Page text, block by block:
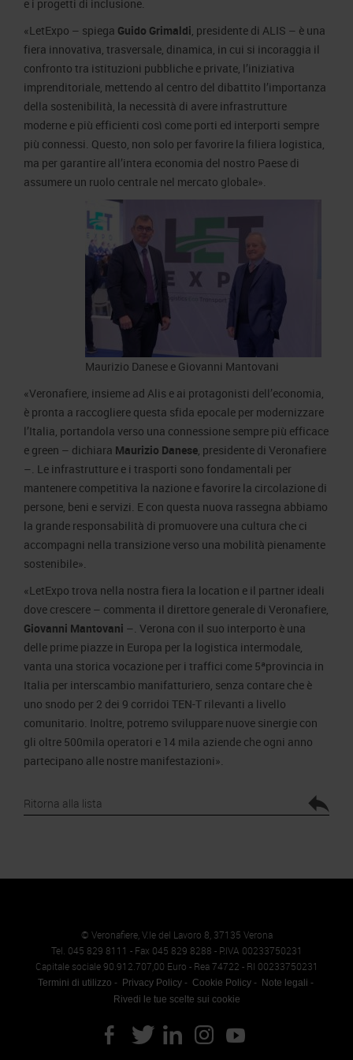
e i progetti di inclusione.
«LetExpo – spiega Guido Grimaldi, presidente di ALIS – è una
fiera innovativa, trasversale, dinamica, in cui si incoraggia il
confronto tra istituzioni pubbliche e private, l’iniziativa
imprenditoriale, mettendo al centro del dibattito l’importanza
della sostenibilità, la necessità di avere infrastrutture
moderne e più efficienti così come porti ed interporti sempre
più connessi. Questo, non solo per favorire la filiera logistica,
ma per garantire all’intera economia del nostro Paese di
assumere un ruolo centrale nel mercato globale».
Maurizio Danese e Giovanni Mantovani
«Veronafiere, insieme ad Alis e ai protagonisti dell’economia,
è pronta a raccogliere questa sfida epocale per modernizzare
l’Italia, portandola verso una connessione sempre più efficace
e green – dichiara Maurizio Danese, presidente di Veronafiere
–. Le infrastrutture e i trasporti sono fondamentali per
mantenere competitiva la nazione e favorire la circolazione di
persone, beni e servizi. E con questa nuova rassegna abbiamo
la grande responsabilità di promuovere una cultura che ci
accompagni nella transizione verso una mobilità pienamente
sostenibile».
«LetExpo trova nella nostra fiera la location e il partner ideali
dove crescere – commenta il direttore generale di Veronafiere,
Giovanni Mantovani –. Verona con il suo interporto è una
delle prime piazze in Europa per la logistica intermodale,
vanta una storica vocazione per i traffici come 5ªprovincia in
Italia per interscambio manifatturiero, senza contare che è
uno snodo per 2 dei 9 corridoi TEN-T rilevanti a livello
comunitario. Inoltre, potremo sviluppare nuove sinergie con
gli oltre 500mila operatori e 14 mila aziende che ogni anno
partecipano alle nostre manifestazioni».
Ritorna alla lista
© Veronafiere, V.le del Lavoro 8, 37135 Verona
Tel. 045 829 8111 - Fax 045 829 8288 - P.IVA 00233750231
Capitale sociale 90.912.707,00 Euro - Rea 74722 - RI 00233750231
Termini di utilizzo Privacy Policy Cookie Policy
Note legali
Rivedi le tue scelte sui cookie